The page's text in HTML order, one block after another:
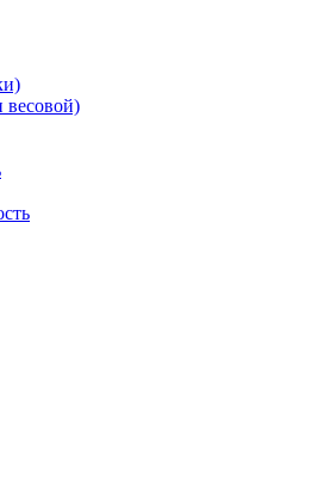
весовой)